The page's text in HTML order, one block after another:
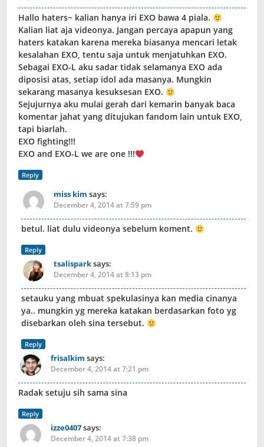
Hallo haters~ kalian hanya iri EXO bawa 4 piala.
Kalian liat aja videonya. Jangan percaya apapun yang
haters katakan karena mereka biasanya mencari letak
kesalahan EXO, tentu saja untuk menjatuhkan EXO.
Sebagai EXO-L aku sadar tidak selamanya EXO ada
diposisi atas, setiap idol ada masanya. Mungkin
sekarang masanya kesuksesan EXO.
Sejujurnya aku mulai gerah dari kemarin banyak baca
komentar jahat yang ditujukan fandom lain untuk EXO,
tapi biarlah.
EXO fighting!!!
EXO and EXO-L we are one !!!
Reply
miss kim says:
December 4, 2014 at 7:59 pm
betul. liat dulu videonya sebelum koment.
Reply
tsalisparksays:
December 4, 2014 at 8:13 pm
setauku yang mbuat spekulasinya kan media cinanya
ya.. mungkin yg mereka katakan berdasarkan foto yg
disebarkan oleh sina tersebut.
Reply
frisalkim says:
December 4, 2014 at 7:21 pm
Radak setuju sih sama sina
Reply
izze0407says:
December 4, 2014 at 7:38 pm